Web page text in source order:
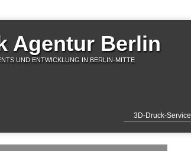
Agentur Berlin
UND ENTWICKLUNG IN BERLIN-MITTE
3D-Druck-Service